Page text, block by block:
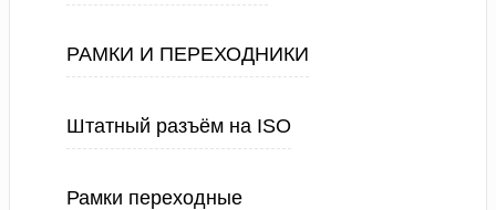
РАМКИ И ПЕРЕХОДНИКИ
Штатный разъём на ISO
Рамки переходные